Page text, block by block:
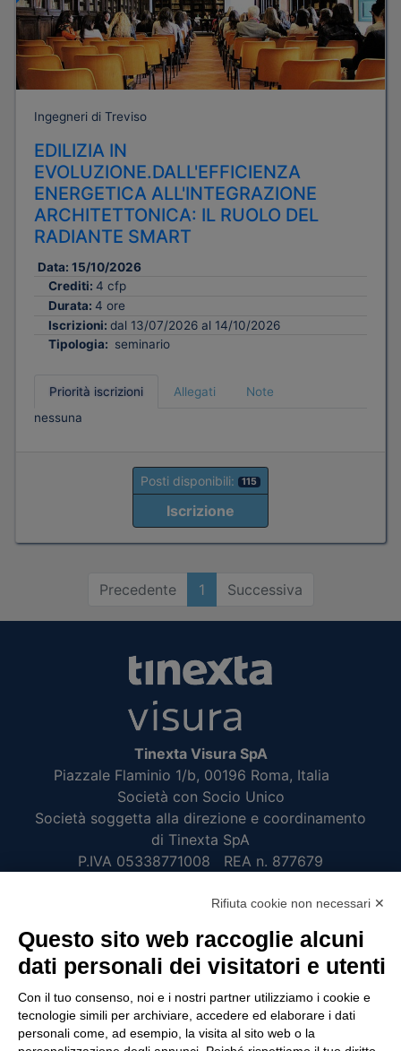
Ingegneri di Treviso
EDILIZIA IN
EVOLUZIONE.DALL'EFFICIENZA
ENERGETICA ALL'INTEGRAZIONE
ARCHITETTONICA: IL RUOLO DEL
RADIANTE SMART
Data: 15/10/2026
Crediti: 4 cfp
Durata: 4 ore
Iscrizioni: dal 13/07/2026 al 14/10/2026
Tipologia: seminario
Priorità iscrizioni Allegati
Note
nessuna
Posti disponibili: 115
Iscrizione
Precedente 1 Successiva
Tinexta Visura SpA
Piazzale Flaminio 1/b, 00196 Roma, Italia
Società con Socio Unico
Società soggetta alla direzione e coordinamento
di Tinexta SpA
P.IVA 05338771008 REA n. 877679
Recupero Password
POLICIES AND TERMS
Rifiuta cookie non necessari ✕
Questo sito web raccoglie alcuni
dati personali dei visitatori e utenti
Con il tuo consenso, noi e i nostri partner utilizziamo i cookie e
tecnologie simili per archiviare, accedere ed elaborare i dati
personali come, ad esempio, la visita al sito web o la